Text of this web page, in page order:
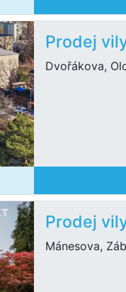
Prodej
Dvořákova,
Prodej
Mánesova,